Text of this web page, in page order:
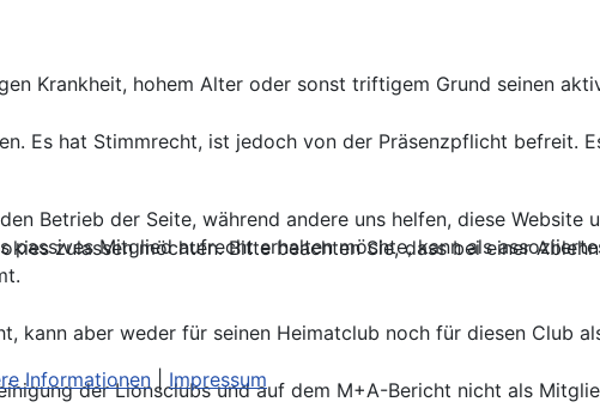
Krankheit, hohem Alter oder sonst triftigem Grund seinen
Es hat Stimmrecht, ist jedoch von der Präsenzpflicht befreit.
Mitglied aufrecht erhalten möchte, kann als
kann aber weder für seinen Heimatclub noch für diesen Club
der Lionsclubs und auf dem M+A-Bericht nicht als
Betrieb der Seite, während andere uns helfen, diese Website
zulassen möchten. Bitte beachten Sie, dass bei einer
Informationen
Impressum